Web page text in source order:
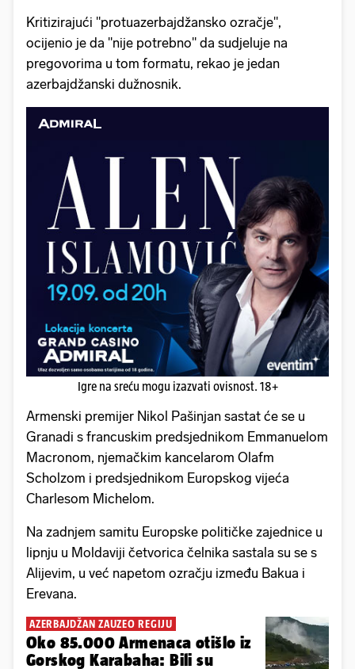
Kritizirajući "protuazerbajdžansko ozračje",
ocijenio je da "nije potrebno" da sudjeluje na
pregovorima u tom formatu, rekao je jedan
azerbajdžanski dužnosnik.
Igre na sreću mogu izazvati ovisnost. 18+
Armenski premijer Nikol Pašinjan sastat će se u
Granadi s francuskim predsjednikom Emmanuelom
Macronom, njemačkim kancelarom Olafm
Scholzom i predsjednikom Europskog vijeća
Charlesom Michelom.
Na zadnjem samitu Europske političke zajednice u
lipnju u Moldaviji četvorica čelnika sastala su se s
Alijevim, u već napetom ozračju između Bakua i
Erevana.
AZERBAJDŽAN ZAUZEO REGIJU
Oko 85.000 Armenaca otišlo iz
Gorskog Karabaha: Bili su